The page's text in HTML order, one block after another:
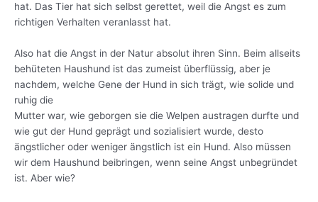
hat. Das Tier hat sich selbst gerettet, weil die Angst es zum
richtigen Verhalten veranlasst hat.
Also hat die Angst in der Natur absolut ihren Sinn. Beim allseits
behüteten Haushund ist das zumeist überflüssig, aber je
nachdem, welche Gene der Hund in sich trägt, wie solide und
ruhig die
Mutter war, wie geborgen sie die Welpen austragen durfte und
wie gut der Hund geprägt und sozialisiert wurde, desto
ängstlicher oder weniger ängstlich ist ein Hund. Also müssen
wir dem Haushund beibringen, wenn seine Angst unbegründet
ist. Aber wie?